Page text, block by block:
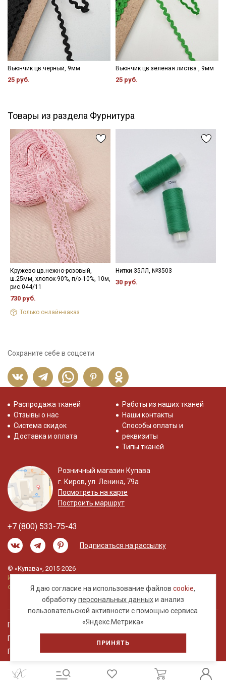
Вьюнчик цв.черный, 9мм
25 руб.
Вьюнчик цв.зеленая листва , 9мм
25 руб.
Товары из раздела Фурнитура
Кружево цв.нежно-розовый,
ш.25мм, хлопок-90%, п/э-10%, 10м,
рис.044/11
730 руб.
Только онлайн-заказ
Нитки 35ЛЛ, №3503
30 руб.
Сохраните себе в соцсети
Я даю согласие на использование файловcookie,
обработкуперсональных данныхи анализ
пользовательской активности с помощью сервиса
«Яндекс.Метрика»
ПРИНЯТЬ
Распродажа тканей
Отзывы о нас
Система скидок
Доставка и оплата
Работы из наших тканей
Наши контакты
Способы оплаты и
реквизиты
Типы тканей
Розничный магазин Купава
г. Киров, ул. Ленина, 79а
Посмотреть на карте
Построить маршрут
+7 (800) 533-75-43
Подписаться на рассылку
© «Купава», 2015-2026
Информация на сайте не является публичной
офертой.
Правовая информация
Политика обработки персональных данных
Пользовательское соглашение